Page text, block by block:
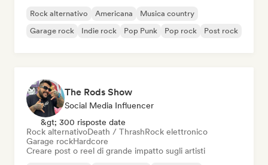
Rock alternativo Americana
Musica country
Garage rock
Indie rock Pop Punk Pop rock Post rock
The Rods Show
Social Media Influencer
&gt; 300 risposte date
Rock alternativoDeath / ThrashRock elettronico
Garage rockHardcore
Creare post o reel di grande impatto sugli artisti